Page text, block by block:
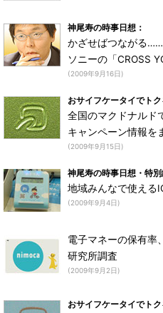
神尾寿の時事日想：
かざせばつながる……
ソニーの「CROSS
(2009年9月16日)
おサイフケータイでトク
全国のマクドナルド
キャンペーン情報を
(2009年9月15日)
神尾寿の時事日想・特別
地域みんなで使える
(2009年9月4日)
電子マネーの保有
研究所調査
(2009年9月2日)
おサイフケータイでトク